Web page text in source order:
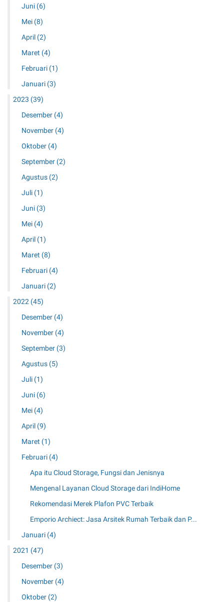
Juni (6)
Mei (8)
April (2)
Maret (4)
Februari (1)
Januari (3)
2023 (39)
Desember (4)
November (4)
Oktober (4)
September (2)
Agustus (2)
Juli (1)
Juni (3)
Mei (4)
April (1)
Maret (8)
Februari (4)
Januari (2)
2022 (45)
Desember (4)
November (4)
September (3)
Agustus (5)
Juli (1)
Juni (6)
Mei (4)
April (9)
Maret (1)
Februari (4)
Apa itu Cloud Storage, Fungsi dan Jenisnya
Mengenal Layanan Cloud Storage dari IndiHome
Rekomendasi Merek Plafon PVC Terbaik
Emporio Archiect: Jasa Arsitek Rumah Terbaik dan P...
Januari (4)
2021 (47)
Desember (3)
November (4)
Oktober (2)